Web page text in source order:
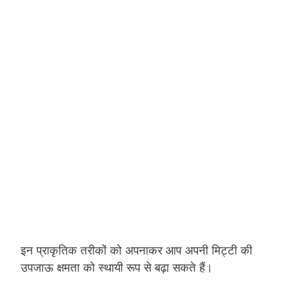
इन प्राकृतिक तरीकों को अपनाकर आप अपनी मिट्टी की
उपजाऊ क्षमता को स्थायी रूप से बढ़ा सकते हैं।